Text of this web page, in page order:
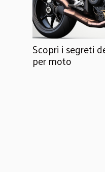
Scopri i segreti
per moto